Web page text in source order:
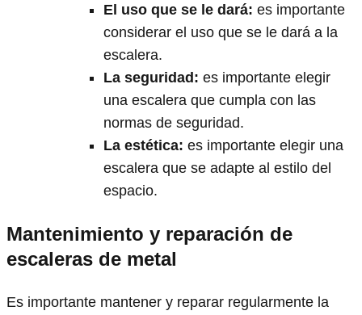
El uso que se le dará: es importante
considerar el uso que se le dará a la
escalera.
La seguridad: es importante elegir
una escalera que cumpla con las
normas de seguridad.
La estética: es importante elegir una
escalera que se adapte al estilo del
espacio.
Mantenimiento y reparación de
escaleras de metal
Es importante mantener y reparar regularmente la